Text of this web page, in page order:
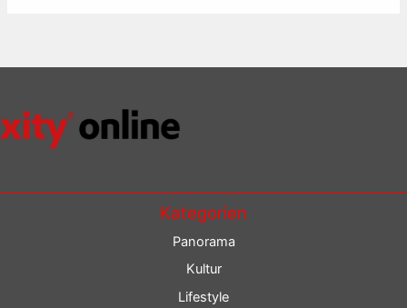
Kategorien
Panorama
Kultur
Lifestyle